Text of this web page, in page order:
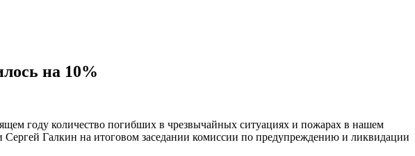
на 10%
году количество погибших в чрезвычайных ситуациях и пожарах в нашем
Галкин на итоговом заседании комиссии по предупреждению и ликвидации